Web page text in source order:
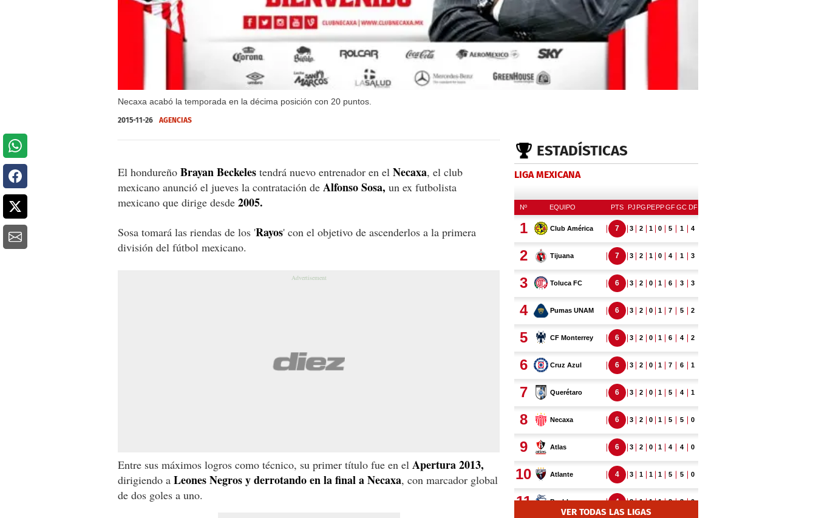
Necaxa acabó la temporada en la décima posición con 20 puntos.
2015-11-26 AGENCIAS
El hondureño Brayan Beckeles tendrá nuevo entrenador en el Necaxa, el club
mexicano anunció el jueves la contratación de Alfonso Sosa, un ex futbolista
mexicano que dirige desde 2005.
Sosa tomará las riendas de los 'Rayos' con el objetivo de ascenderlos a la primera
división del fútbol mexicano.
Entre sus máximos logros como técnico, su primer título fue en el Apertura 2013,
dirigiendo a Leones Negros y derrotando en la final a Necaxa, con marcador global
de dos goles a uno.
ESTADÍSTICAS
LIGA MEXICANA
VER TODAS LAS LIGAS